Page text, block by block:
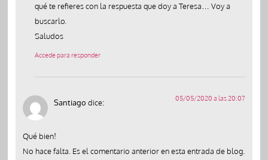
qué te refieres con la respuesta que doy a Teresa… Voy a
buscarlo.
Saludos
Accede para responder
Santiago dice: 05/05/2020 a las 20:07
Qué bien!
No hace falta. Es el comentario anterior en esta entrada de blog.